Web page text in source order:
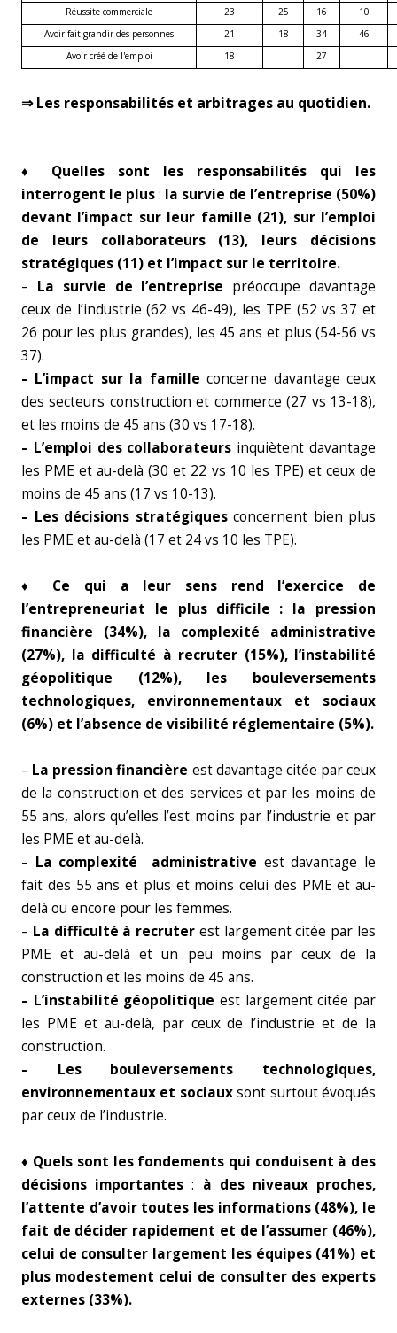
Réussite commerciale 23 25 16
10
Avoir fait grandir des personnes
21 18 34
46
Avoir créé de l'emploi
18 27
⇒ Les responsabilités et arbitrages au quotidien.
♦ Quelles sont les responsabilités qui les
interrogent le plus: la survie de l’entreprise (50%)
devant l’impact sur leur famille (21), sur l’emploi
de leurs collaborateurs (13), leurs décisions
stratégiques (11) et l’impact sur le territoire.
– La survie de l’entreprise préoccupe davantage
ceux de l’industrie (62 vs 46-49), les TPE (52 vs 37 et
26 pour les plus grandes), les 45 ans et plus (54-56 vs
37).
– L’impact sur la famille concerne davantage ceux
des secteurs construction et commerce (27 vs 13-18),
et les moins de 45 ans (30 vs 17-18).
– L’emploi des collaborateurs inquiètent davantage
les PME et au-delà (30 et 22 vs 10 les TPE) et ceux de
moins de 45 ans (17 vs 10-13).
– Les décisions stratégiquesconcernent bien plus
les PME et au-delà (17 et 24 vs 10 les TPE).
♦
Ce qui a leur sens rend l’exercice de
l’entrepreneuriat le plus difficile : la pression
financière (34%), la complexité administrative
(27%), la difficulté à recruter (15%), l’instabilité
géopolitique (12%), les bouleversements
technologiques, environnementaux et sociaux
(6%) et l’absence de visibilité réglementaire (5%).
– La pression financière est davantage citée par ceux
de la construction et des services et par les moins de
55 ans, alors qu’elles l’est moins par l’industrie et par
les PME et au-delà.
– La complexité administrative est davantage le
fait des 55 ans et plus et moins celui des PME et au-
delà ou encore pour les femmes.
– La difficulté à recruter est largement citée par les
PME et au-delà et un peu moins par ceux de la
construction et les moins de 45 ans.
– L’instabilité géopolitique est largement citée par
les PME et au-delà, par ceux de l’industrie et de la
construction.
– Les bouleversements technologiques,
environnementaux et sociauxsont surtout évoqués
par ceux de l’industrie.
♦ Quels sont les fondements qui conduisent à des
décisions importantes : à des niveaux proches,
l’attente d’avoir toutes les informations (48%), le
fait de décider rapidement et de l’assumer (46%),
celui de consulter largement les équipes (41%) et
plus modestement celui de consulter des experts
externes (33%).